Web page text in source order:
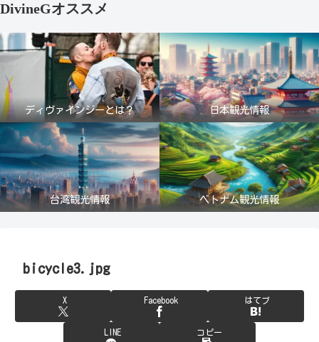
DivineGオススメ
ディヴァインジーとは？ 日本観光情報
台湾観光情報 ベトナム観光情報
bicycle3.jpg
X Facebook はてブ
LINE コピー